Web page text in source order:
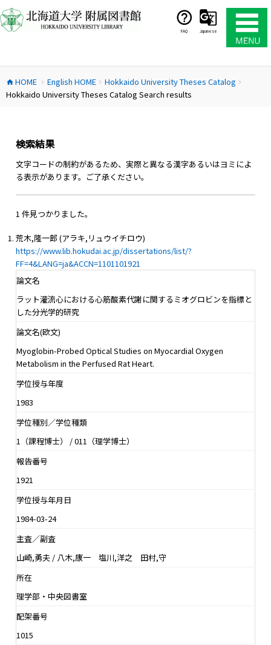
ン
テ
ス
キ
FAQ Japanese
home HOME chevron_right English HOMEchevron_right Hokkaido University Theses Catalog chevron_right
Hokkaido University Theses Catalog Search results
検索結果
文字コードの制約があるため、実際と異なる漢字あるいはヨミによ
る表示があります。ご了承ください。
1 件見つかりました。
荒木,隆一郎 (アラキ,リュウイチロウ)
https://www.lib.hokudai.ac.jp/dissertations/list/?
FF=4&LANG=ja&ACCN=1101101921
論文名
ラット灌流心における心筋酸素代謝に関するミオグロビンを指標と
した分光学的研究
論文名(欧文)
Myoglobin-Probed Optical Studies on Myocardial Oxygen
Metabolism in the Perfused Rat Heart.
学位授与年度
1983
学位種別／学位種類
1（課程博士） / 011（理学博士）
報告番号
1921
学位授与年月日
1984-03-24
主査／副査
山崎,勇夫 / 八木,康一 塩川,洋之 田村,守
所在
理学部・中央図書室
配架番号
1015